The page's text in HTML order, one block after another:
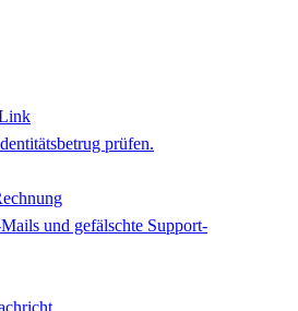
prüfen.
und gefälschte Support-